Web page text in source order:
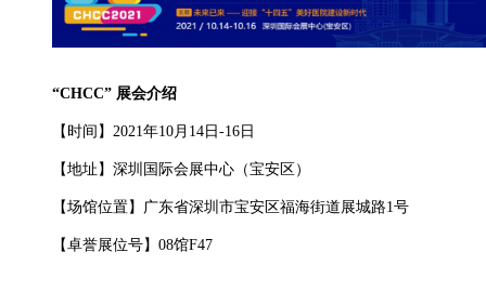
“CHCC” 展会介绍
【时间】2021年10月14日-16日
【地址】深圳国际会展中心（宝安区）
【场馆位置】 广东省深圳市宝安区福海街道展城路1号
【卓誉展位号】08馆F47